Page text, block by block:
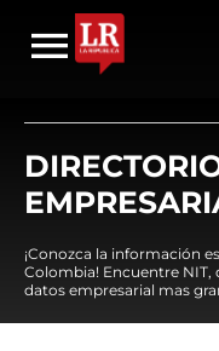
¡Conozca la información
Colombia! Encuentre NIT,
datos empresarial mas